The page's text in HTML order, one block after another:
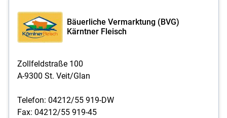
Bäuerliche Vermarktung (BVG)
Kärntner Fleisch
Zollfeldstraße 100
A-9300 St. Veit/Glan
Telefon: 04212/55 919-DW
Fax: 04212/55 919-45